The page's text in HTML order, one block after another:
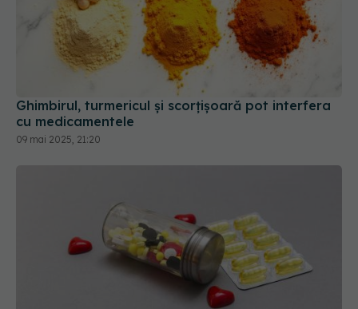
Ghimbirul, turmericul și scorțișoară pot interfera
cu medicamentele